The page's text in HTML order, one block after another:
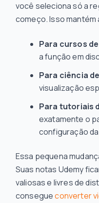
você seleciona só a
começo. Isso mantém
Para cursos
a função em
Para ciência
visualização
Para tutoriais
exatamente o
configuração
Essa pequena
Suas notas Udemy
valiosas e livres de
consegueconverter